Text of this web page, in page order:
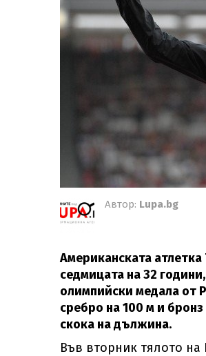
Автор: Lupa.bg
Американската
седмицата на 32
олимпийски медала от
сребро на 100 м и
скока на дължина.
Във вторник тялото